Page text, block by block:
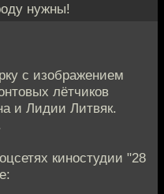
нужны!
с изображением
лётчиков
и Лидии Литвяк.
киностудии "28